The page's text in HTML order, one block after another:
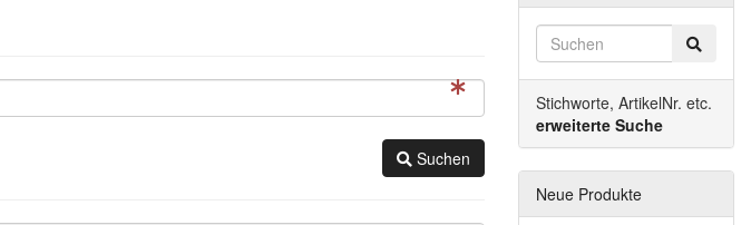
Suchen
Stichworte, ArtikelNr. etc.
erweiterte Suche
Neue Produkte